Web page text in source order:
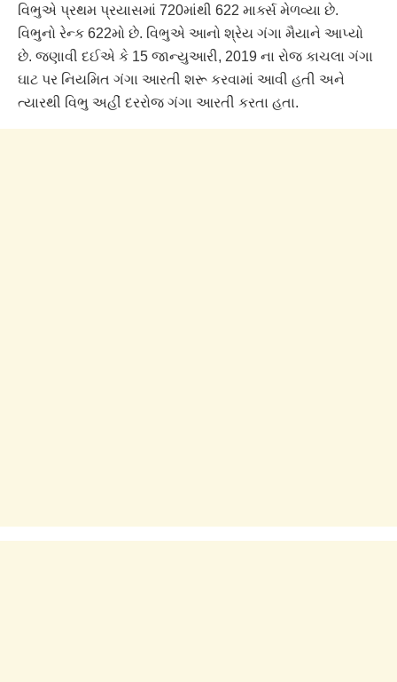
વિભુએ પ્રથમ પ્રયાસમાં 720માંથી 622 માર્ક્સ મેળવ્યા છે.
વિભુનો રેન્ક 622મો છે. વિભુએ આનો શ્રેય ગંગા મૈયાને આપ્યો
છે. જણાવી દઈએ કે 15 જાન્યુઆરી, 2019 ના રોજ કાચલા ગંગા
ઘાટ પર નિયમિત ગંગા આરતી શરૂ કરવામાં આવી હતી અને
ત્યારથી વિભુ અહીં દરરોજ ગંગા આરતી કરતા હતા.